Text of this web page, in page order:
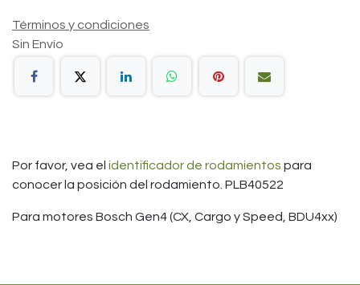
Términos y condiciones
Sin Envío
Por favor, vea el identificador de rodamientos para
conocer la posición del rodamiento. PLB40522
Para motores Bosch Gen4 (CX, Cargo y Speed, BDU4xx)